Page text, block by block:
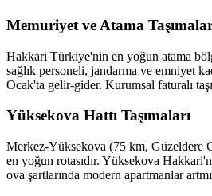
Memuriyet ve Atama
Hakkari Türkiye'nin en yoğun atama
sağlık personeli, jandarma ve emniyet
Ocak'ta gelir-gider. Kurumsal faturalı
Yüksekova Hattı Taşımaları
Merkez-Yüksekova (75 km, Güzeldere
en yoğun rotasıdır. Yüksekova
ova şartlarında modern apartmanlar